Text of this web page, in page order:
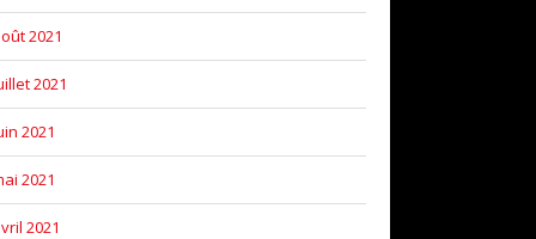
2021
2021
2021
2021
2021